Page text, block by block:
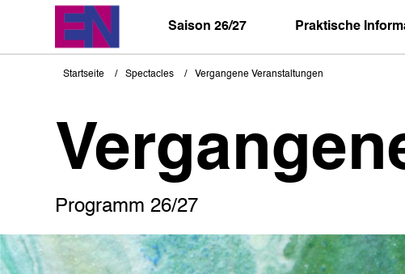
Saison 26/27 Praktische
Pfadnavigation
Startseite Spectacles Vergangene Veranstaltungen
Programm 26/27